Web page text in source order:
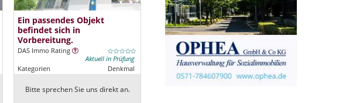
Ein passendes Objekt
befindet sich in
Vorbereitung.
DAS Immo Rating
Aktuell in Prüfung
Kategorien
Denkmal
Bitte sprechen Sie uns direkt an.